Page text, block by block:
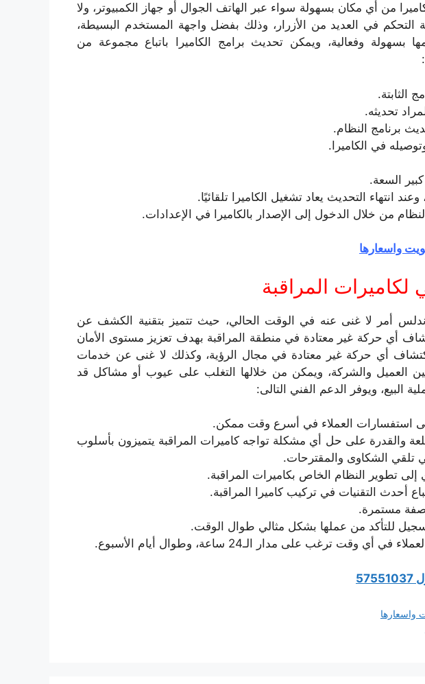
من أي مكان بسهولة سواء عبر الهاتف الجوال أو جهاز الكمبيوتر، ولا
التحكم في العديد من الأزرار، وذلك بفضل واجهة المستخدم البسيطة،
وفعالية، ويمكن تحديث برامج الكاميرا باتباع مجموعة من
الثابتة.
تحديثه.
برنامج النظام.
السعة.
وعند انتهاء التحديث يعاد تشغيل الكاميرا تلقائيًا.
من خلال الدخول إلى الإصدار بالكاميرا في الإعدادات.
واسعارها
لكاميرات المراقبة
أمر لا غنى عنه في الوقت الحالي، حيث تتميز بتقنية الكشف عن
أي حركة غير معتادة في منطقة المراقبة بهدف تعزيز مستوى الأمان
اكتشاف أي حركة غير معتادة في مجال الرؤية، وكذلك لا غنى عن خدمات
العميل والشركة، ويمكن من خلالها التغلب على عيوب أو مشاكل قد
البيع، ويوفر الدعم الفني التالى:
استفسارات العملاء في أسرع وقت ممكن.
والقدرة على حل أي مشكلة تواجه كاميرات المراقبة يتميزون بأسلوب
تلقي الشكاوى والمقترحات.
إلى تطوير النظام الخاص بكاميرات المراقبة.
أحدث التقنيات في تركيب كاميرا المراقبة.
مستمرة.
للتأكد من عملها بشكل مثالي طوال الوقت.
وقت ترغب على مدار الـ24 ساعة، وطوال أيام الأسبوع.
واسعارها